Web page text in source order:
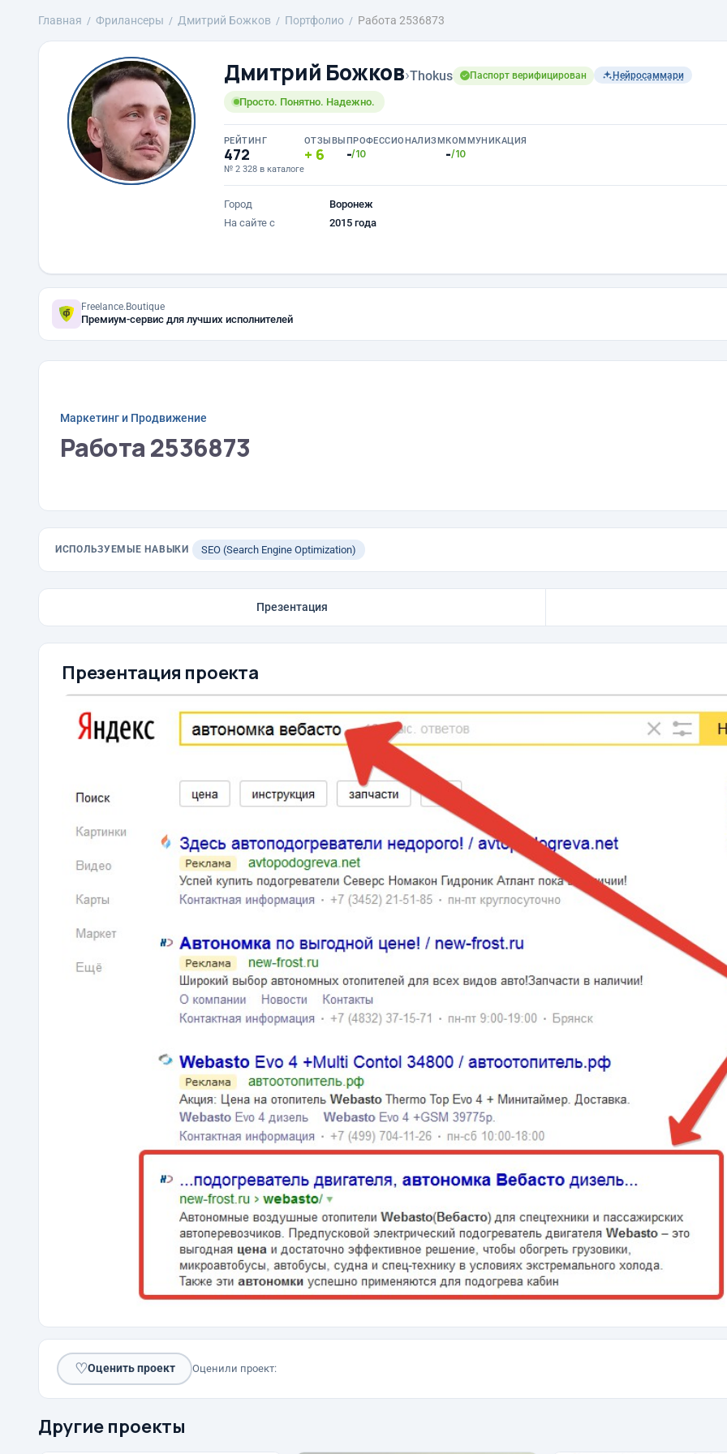
Главная Фрилансеры Дмитрий Божков Портфолио Работа 2536873
Дмитрий Божков›Thokus Паспорт верифицирован Нейросаммари
Просто. Понятно. Надежно.
РЕЙТИНГ
472
№ 2 328 в каталоге
ОТЗЫВЫ
6
ПРОФЕССИОНАЛИЗМ
-/10
КОММУНИКАЦИЯ
-/10
Город
Воронеж
На сайте с
2015 года
Freelance.Boutique
Премиум-сервис для лучших исполнителей
Маркетинг и Продвижение
Работа 2536873
ИСПОЛЬЗУЕМЫЕ НАВЫКИ SEO (Search Engine Optimization)
Презентация
Презентация проекта
♡Оценить проект Оценили проект:
Другие проекты